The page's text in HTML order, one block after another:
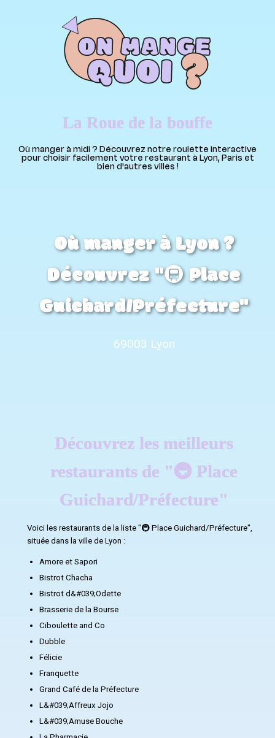
La Roue de la bouffe
Où manger à midi ? Découvrez notre roulette interactive
pour choisir facilement votre restaurant à Lyon, Paris et
bien d'autres villes !
Où manger à Lyon ?
Découvrez "🚇 Place
Guichard/Préfecture"
69003 Lyon
Découvrez les meilleurs
restaurants de "🚇 Place
Guichard/Préfecture"
Voici les restaurants de la liste "🚇 Place Guichard/Préfecture",
située dans la ville de Lyon :
Amore et Sapori
Bistrot Chacha
Bistrot d&#039;Odette
Brasserie de la Bourse
Ciboulette and Co
Dubble
Félicie
Franquette
Grand Café de la Préfecture
L&#039;Affreux Jojo
L&#039;Amuse Bouche